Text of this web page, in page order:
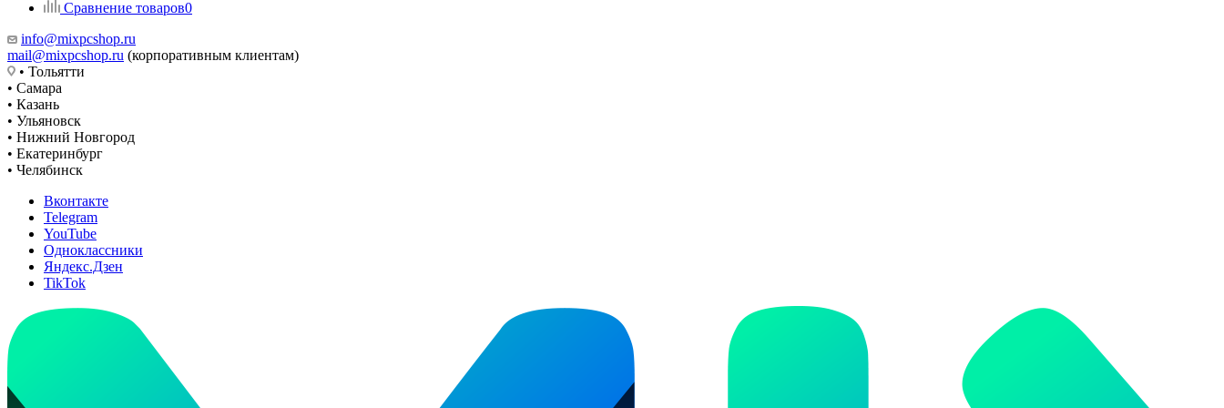
Сравнение товаров0
info@mixpcshop.ru
mail@mixpcshop.ru (корпоративным клиентам)
• Тольятти
• Самара
• Казань
• Ульяновск
• Нижний Новгород
• Екатеринбург
• Челябинск
Вконтакте
Telegram
YouTube
Одноклассники
Яндекс.Дзен
TikTok